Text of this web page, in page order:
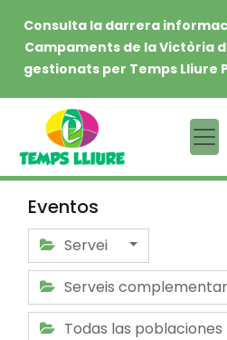
Consulta la darrera
Campaments de la Victòria
gestionats per Temps Lliure
Eventos
Servei
Serveis
Todas las poblaciones